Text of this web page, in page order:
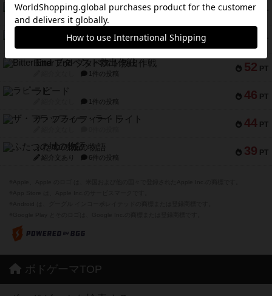
59 PT
スモールワールド
紹介文あり 13件の投稿
PT
ギャンブラー
52 PT
Bitter End ブタペスト救出作戦
1件の投稿
46 PT
ラピード
1件の投稿
44 PT
ザ・フラッフィー・ライト
39 PT
ふたつの城の物語
紹介文あり 6件の投稿
ボドゲーマTOP